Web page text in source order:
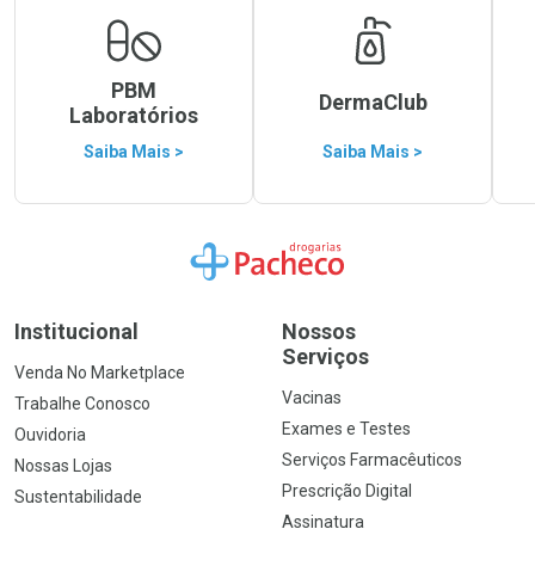
PBM
Laboratórios
Saiba Mais >
DermaClub
Saiba Mais >
Ir para a Home
Institucional
Venda No Marketplace
Trabalhe Conosco
Ouvidoria
Nossas Lojas
Sustentabilidade
Nossos
Serviços
Vacinas
Exames e Testes
Serviços Farmacêuticos
Prescrição Digital
Assinatura